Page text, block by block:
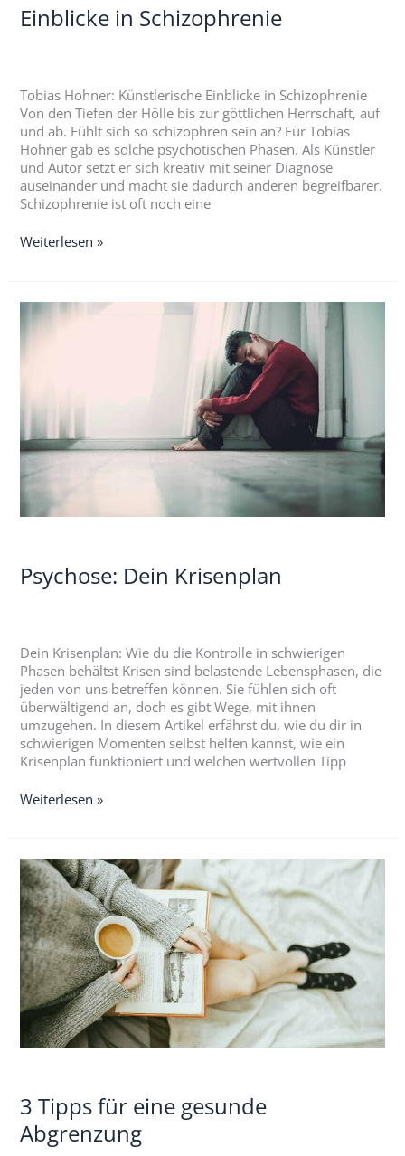
Einblicke in Schizophrenie
Tobias Hohner: Künstlerische Einblicke in Schizophrenie
Von den Tiefen der Hölle bis zur göttlichen Herrschaft, auf
und ab. Fühlt sich so schizophren sein an? Für Tobias
Hohner gab es solche psychotischen Phasen. Als Künstler
und Autor setzt er sich kreativ mit seiner Diagnose
auseinander und macht sie dadurch anderen begreifbarer.
Schizophrenie ist oft noch eine
Weiterlesen »
Psychose: Dein Krisenplan
Dein Krisenplan: Wie du die Kontrolle in schwierigen
Phasen behältst Krisen sind belastende Lebensphasen, die
jeden von uns betreffen können. Sie fühlen sich oft
überwältigend an, doch es gibt Wege, mit ihnen
umzugehen. In diesem Artikel erfährst du, wie du dir in
schwierigen Momenten selbst helfen kannst, wie ein
Krisenplan funktioniert und welchen wertvollen Tipp
Psychose:
Dein
Krisenplan
Weiterlesen »
3 Tipps für eine gesunde
Abgrenzung
3
Tipps
für
eine
gesunde
Abgrenzung